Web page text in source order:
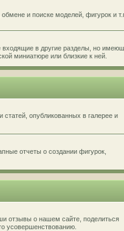
и поиске моделей, фигурок и
в другие разделы, но
миниатюре или близкие к ней.
статей, опубликованных в галерее и
отчеты о создании фигурок,
отзывы о нашем сайте, поделиться
усовершенствованию.